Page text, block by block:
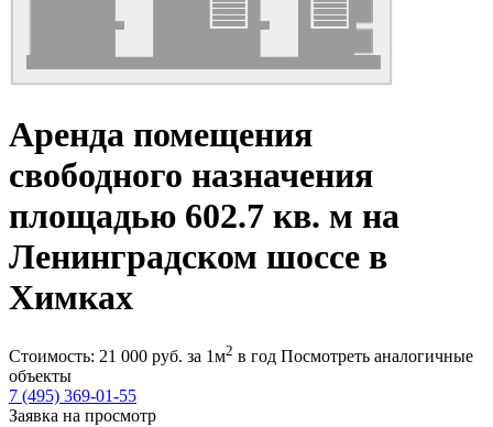
Аренда помещения
свободного назначения
площадью 602.7 кв. м на
Ленинградском шоссе в
Химках
Стоимость: 21 000 руб. за 1м2 в год Посмотреть аналогичные
объекты
7 (495) 369-01-55
Заявка на просмотр